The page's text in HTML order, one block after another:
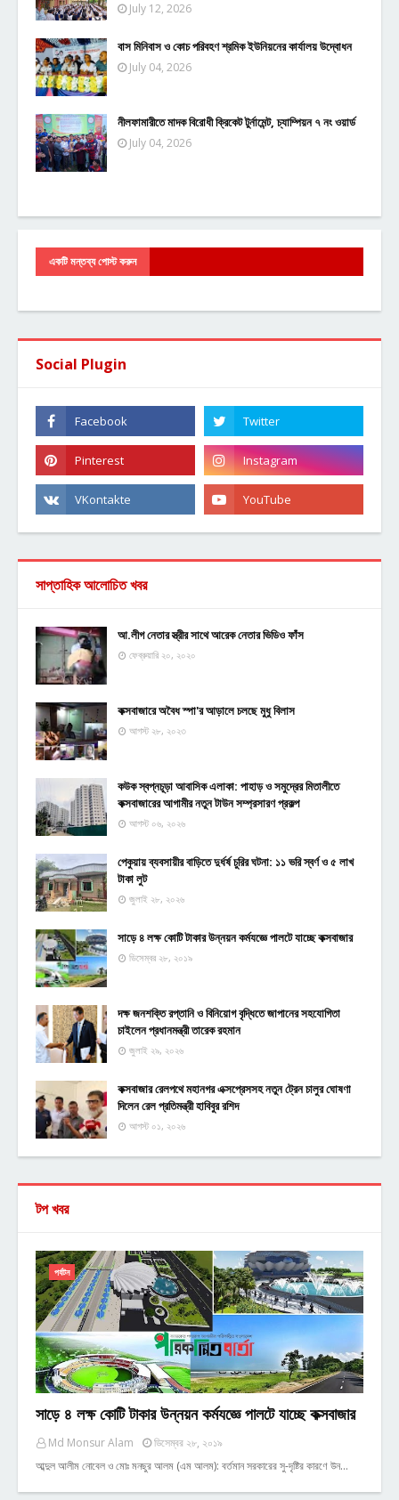
July 12, 2026
বাস মিনিবাস ও কোচ পরিবহণ শ্রমিক ইউনিয়নের কার্যালয় উদ্বোধন
July 04, 2026
নীলফামারীতে মাদক বিরোধী ক্রিকেট টুর্নামেন্ট, চ্যাম্পিয়ন ৭ নং ওয়ার্ড
July 04, 2026
একটি মন্তব্য পোস্ট করুন
Social Plugin
সাপ্তাহিক আলোচিত খবর
আ.লীগ নেতার স্ত্রীর সাথে আরেক নেতার ভিডিও ফাঁস
ফেব্রুয়ারি ২০, ২০২০
কক্সবাজারে অবৈধ স্পা'র আড়ালে চলছে মুধু বিলাস
আগস্ট ২৮, ২০২৩
কউক স্বপ্নচূড়া আবাসিক এলাকা: পাহাড় ও সমুদ্রের মিতালীতে
কক্সবাজারের আগামীর নতুন টাউন সম্প্রসারণ প্রকল্প
আগস্ট ০৬, ২০২৬
পেকুয়ায় ব্যবসায়ীর বাড়িতে দুর্ধর্ষ চুরির ঘটনা: ১১ ভরি স্বর্ণ ও ৫ লাখ
টাকা লুট
জুলাই ২৮, ২০২৬
সাড়ে ৪ লক্ষ কোটি টাকার উন্নয়ন কর্মযজ্ঞে পালটে যাচ্ছে কক্সবাজার
ডিসেম্বর ২৮, ২০১৯
দক্ষ জনশক্তি রপ্তানি ও বিনিয়োগ বৃদ্ধিতে জাপানের সহযোগিতা
চাইলেন প্রধানমন্ত্রী তারেক রহমান
জুলাই ২৯, ২০২৬
কক্সবাজার রেলপথে মহানগর এক্সপ্রেসসহ নতুন ট্রেন চালুর ঘোষণা
দিলেন রেল প্রতিমন্ত্রী হাবিবুর রশিদ
আগস্ট ০১, ২০২৬
টপ খবর
পর্যটন
সাড়ে ৪ লক্ষ কোটি টাকার উন্নয়ন কর্মযজ্ঞে পালটে যাচ্ছে কক্সবাজার
Md Monsur Alam
ডিসেম্বর ২৮, ২০১৯
আব্দুল আলীম নোবেল ও মোঃ মনছুর আলম (এম আলম): বর্তমান সরকারের সু-দৃষ্টির কারণে উন…